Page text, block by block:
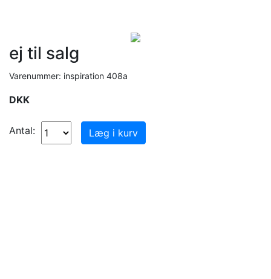
ej til salg
Varenummer: inspiration 408a
DKK
Antal: